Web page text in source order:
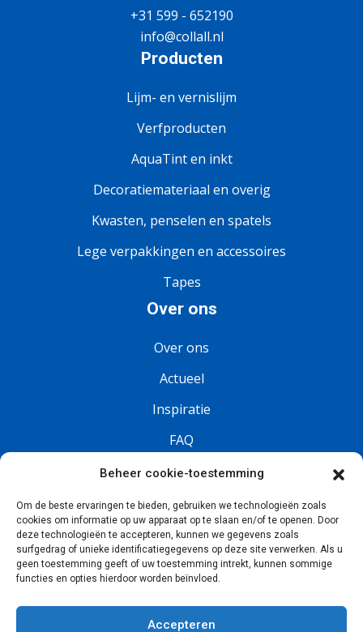
Beheer cookie-toestemming
Om de beste ervaringen te bieden, gebruiken we technologieën zoals
cookies om informatie op uw apparaat op te slaan en/of te openen. Door
deze technologieën te accepteren, kunnen we gegevens zoals
surfgedrag of unieke identificatiegegevens op deze site verwerken. Als u
geen toestemming geeft of uw toestemming intrekt, kunnen sommige
functies en opties hierdoor worden beïnvloed.
Accepteren
+31 599 - 652190
info@collall.nl
Producten
Lijm- en vernislijm
Verfproducten
AquaTint en inkt
Decoratiemateriaal en overig
Kwasten, penselen en spatels
Lege verpakkingen en accessoires
Tapes
Over ons
Over ons
Actueel
Inspiratie
FAQ
Vacatures
Volg ons